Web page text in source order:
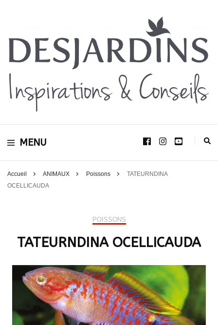
Desjardins
Inspirations &
Conseils
Avec le blog Desjardins, nous avons pour volonté de partager et de transmettre
d’aménagement d’intérieur et d’extérieur.
MENU
Accueil ANIMAUX Poissons
TATEURNDINA
OCELLICAUDA
POISSONS
TATEURNDINA OCELLICAUDA